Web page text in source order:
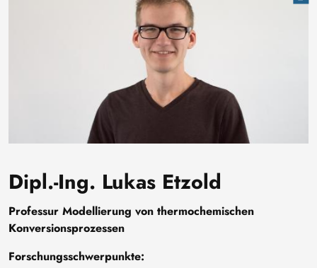
Dipl.-Ing. Lukas Etzold
Professur Modellierung von thermochemischen
Konversionsprozessen
Forschungsschwerpunkte: